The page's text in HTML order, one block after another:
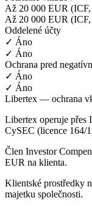
Až 20 000 EUR
Až 20 000 EUR
Oddelené účty
✓ Áno
✓ Áno
Ochrana pred
✓ Áno
✓ Áno
Libertex — ochrana
Libertex operuje přes
CySEC (licence 164/
Člen Investor
EUR na klienta.
Klientské prostředky
majetku společnosti.